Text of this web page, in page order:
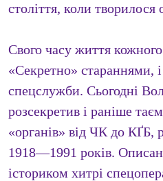
століття, коли творилося
Свого часу життя
«Секретно» стараннями,
спецслужби. Сьогодні
розсекретив і раніше
«органів» від ЧК до КҐБ,
1918—1991 років.
істориком хитрі